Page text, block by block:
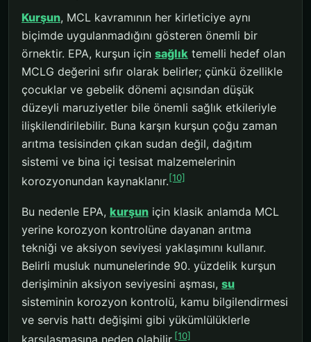
Kurşun, MCL kavramının her kirleticiye aynı
biçimde uygulanmadığını gösteren önemli bir
örnektir. EPA, kurşun için sağlık temelli hedef olan
MCLG değerini sıfır olarak belirler; çünkü özellikle
çocuklar ve gebelik dönemi açısından düşük
düzeyli maruziyetler bile önemli sağlık etkileriyle
ilişkilendirilebilir. Buna karşın kurşun çoğu zaman
arıtma tesisinden çıkan sudan değil, dağıtım
sistemi ve bina içi tesisat malzemelerinin
korozyonundan kaynaklanır.[10]
Bu nedenle EPA, kurşun için klasik anlamda MCL
yerine korozyon kontrolüne dayanan arıtma
tekniği ve aksiyon seviyesi yaklaşımını kullanır.
Belirli musluk numunelerinde 90. yüzdelik kurşun
derişiminin aksiyon seviyesini aşması, su
sisteminin korozyon kontrolü, kamu bilgilendirmesi
ve servis hattı değişimi gibi yükümlülüklerle
[10]